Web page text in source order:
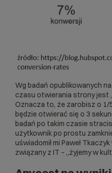
Wg badań opublikowanych
czasu otwierania strony jest
Oznacza to, że zarobisz o 1/
będzie otwierać się o 3
badań po takim czasie
użytkownik po prostu
uświadomił mi Paweł
związany z IT – „żyjemy w